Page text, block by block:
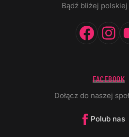
Bądź bliżej
FACEBOOK
Dołącz do naszej
Polub nas